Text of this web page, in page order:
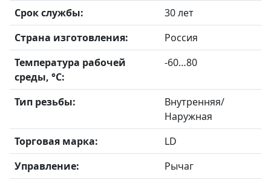
Срок службы:
30 лет
Страна изготовления:
Россия
Температура рабочей
среды, °С:
-60…80
Тип резьбы:
Внутренняя/
Наружная
Торговая марка:
LD
Управление:
Рычаг